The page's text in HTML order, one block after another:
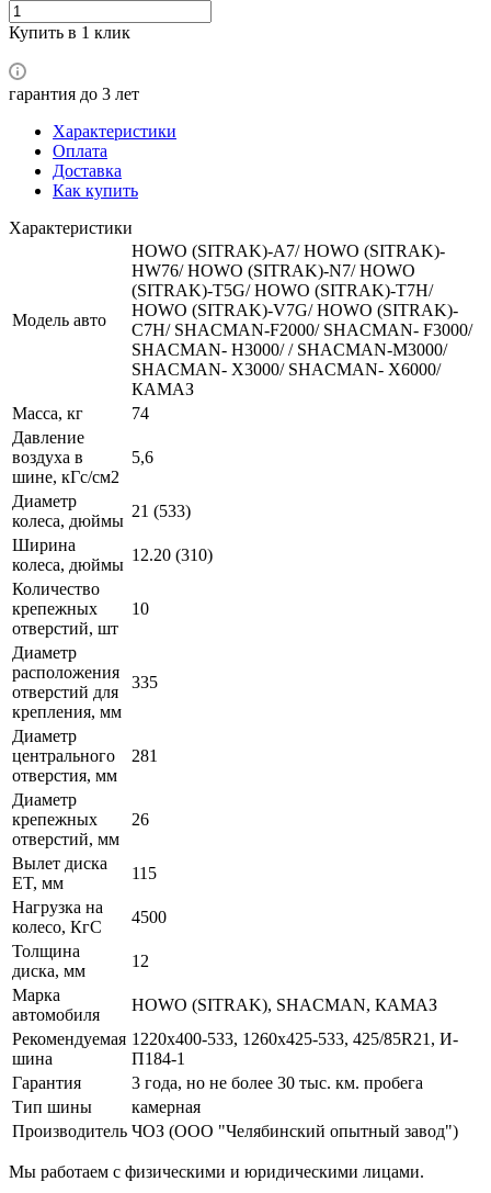
Купить в 1 клик
гарантия до 3 лет
Характеристики
Оплата
Доставка
Как купить
Характеристики
Модель авто
HOWO (SITRAK)-A7/ HOWO (SITRAK)-
HW76/ HOWO (SITRAK)-N7/ HOWO
(SITRAK)-T5G/ HOWO (SITRAK)-T7H/
HOWO (SITRAK)-V7G/ HOWO (SITRAK)-
C7H/ SHACMAN-F2000/ SHACMAN- F3000/
SHACMAN- H3000/ / SHACMAN-M3000/
SHACMAN- X3000/ SHACMAN- X6000/
КАМАЗ
Масса, кг
74
Давление
воздуха в
шине, кГс/см2
5,6
Диаметр
колеса, дюймы
21 (533)
Ширина
колеса, дюймы
12.20 (310)
Количество
крепежных
отверстий, шт
10
Диаметр
расположения
отверстий для
крепления, мм
335
Диаметр
центрального
отверстия, мм
281
Диаметр
крепежных
отверстий, мм
26
Вылет диска
ET, мм
115
Нагрузка на
колесо, КгС
4500
Толщина
диска, мм
12
Марка
автомобиля
HOWO (SITRAK), SHACMAN, КАМАЗ
Рекомендуемая
шина
1220х400-533, 1260х425-533, 425/85R21, И-
П184-1
Гарантия
3 года, но не более 30 тыс. км. пробега
Тип шины
камерная
Производитель ЧОЗ (ООО "Челябинский опытный завод")
Мы работаем с физическими и юридическими лицами.